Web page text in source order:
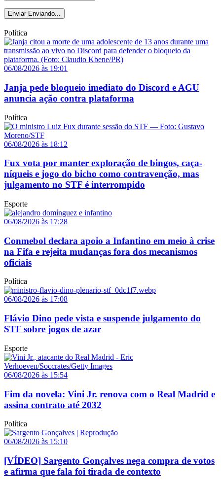
Enviar Enviando...
Política
06/08/2026 às 19:01
Janja pede bloqueio imediato do Discord e AGU
anuncia ação contra plataforma
Política
06/08/2026 às 18:12
Fux vota por manter exploração de bingos, caça-
níqueis e jogo do bicho como contravenção, mas
julgamento no STF é interrompido
Esporte
06/08/2026 às 17:28
Conmebol declara apoio a Infantino em meio à crise
na Fifa e rejeita mudanças fora dos mecanismos
oficiais
Política
06/08/2026 às 17:08
Flávio Dino pede vista e suspende julgamento do
STF sobre jogos de azar
Esporte
06/08/2026 às 15:54
Fim da novela: Vini Jr. renova com o Real Madrid e
assina contrato até 2032
Política
06/08/2026 às 15:10
[VÍDEO] Sargento Gonçalves nega compra de votos
e afirma que fala foi tirada de contexto